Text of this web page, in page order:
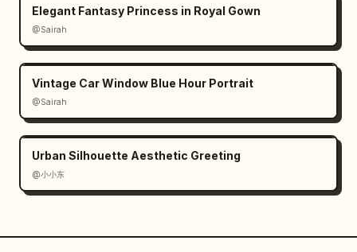
Elegant Fantasy Princess in Royal Gown
@Sairah
Vintage Car Window Blue Hour Portrait
@Sairah
Urban Silhouette Aesthetic Greeting
@小小东